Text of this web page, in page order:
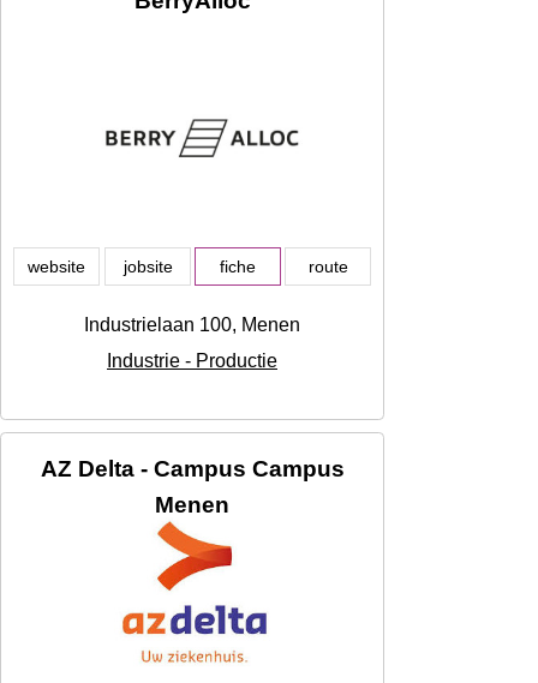
website jobsite fiche route
Industrielaan 100, Menen
Industrie - Productie
AZ Delta - Campus Campus
Menen